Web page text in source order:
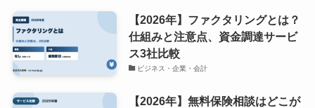
【2026年】ファクタリングとは？
仕組みと注意点、資金調達サービ
ス3社比較
ビジネス・企業・会計
【2026年】無料保険相談はどこが